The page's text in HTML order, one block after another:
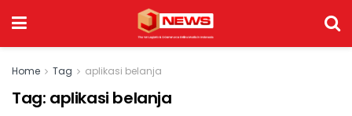
Home Tag aplikasi belanja
Tag: aplikasi belanja